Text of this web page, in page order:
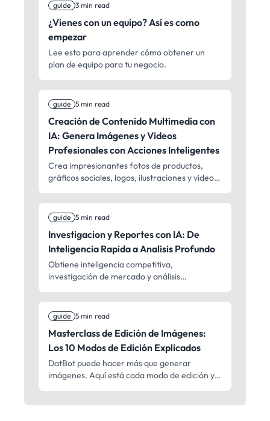
guide 3 min read
¿Vienes con un equipo? Así es como
empezar
Lee esto para aprender cómo obtener un
plan de equipo para tu negocio.
guide 5 min read
Creación de Contenido Multimedia con
IA: Genera Imágenes y Videos
Profesionales con Acciones Inteligentes
Crea impresionantes fotos de productos,
gráficos sociales, logos, ilustraciones y videos
tomas cinematográficas – creación de
contenido multimedia profesional para todos.
guide 5 min read
Investigacion y Reportes con IA: De
Inteligencia Rapida a Analisis Profundo
Obtiene inteligencia competitiva,
investigación de mercado y análisis
accionables en 2 minutos hasta due diligence
exhaustivo: investigación profesional para
guide 5 min read
Masterclass de Edición de Imágenes:
Los 10 Modos de Edición Explicados
DatBot puede hacer más que generar
imágenes. Aquí está cada modo de edición y